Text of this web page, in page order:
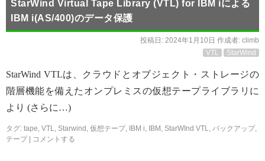
StarWind Virtual Tape Library (VTL) for IBM iによる
IBM i(AS/400)のデータ保護
投稿日: 2024年1月10日 作成者: climb
VTL
StarWind
StarWind VTLは、クラウドとオブジェクト・ストレージの
階層機能を備えたオンプレミスの仮想テープライブラリに
より (さらに…)
タグ: tape, VTL, Starwind , 仮想テープ, IBM i, IBM , StarWInd VTL, バックアップ,
テープ
コメントする